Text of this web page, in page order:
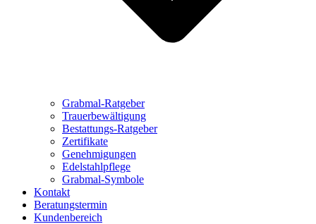
Grabmal-Ratgeber
Trauerbewältigung
Bestattungs-Ratgeber
Zertifikate
Genehmigungen
Edelstahlpflege
Grabmal-Symbole
Kontakt
Beratungstermin
Kundenbereich